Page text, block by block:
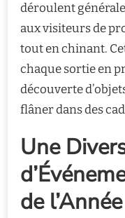
déroulent
aux visiteurs de
tout en chinant.
chaque sortie en
découverte
flâner dans des
Une
de l’Année